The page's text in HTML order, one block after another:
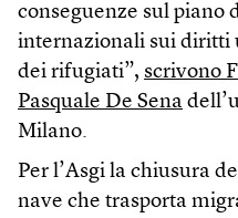
conseguenze sul piano
internazionali sui diritti
dei rifugiati”, scrivono
Pasquale De Sena
Milano.
Per l’Asgi la chiusura
nave che trasporta